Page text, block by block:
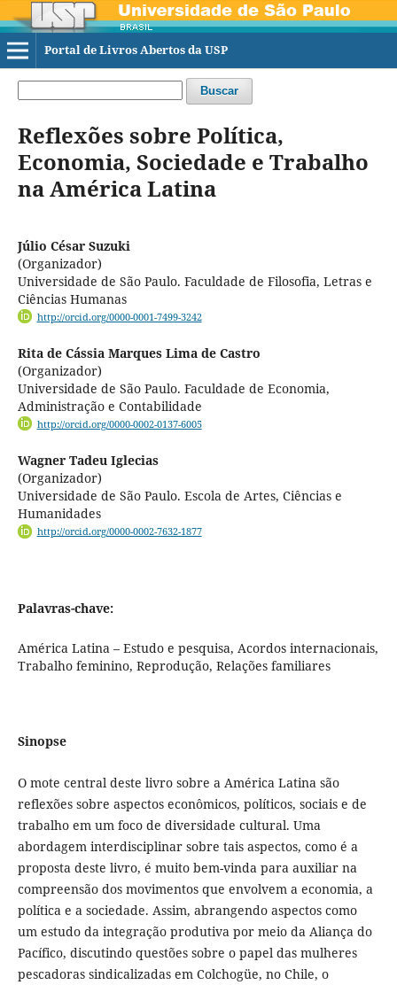
Portal de Livros Abertos da USP
Buscar
Reflexões sobre Política,
Economia, Sociedade e Trabalho
na América Latina
Júlio César Suzuki
(Organizador)
Universidade de São Paulo. Faculdade de Filosofia, Letras e
Ciências Humanas
http://orcid.org/0000-0001-7499-3242
Rita de Cássia Marques Lima de Castro
(Organizador)
Universidade de São Paulo. Faculdade de Economia,
Administração e Contabilidade
http://orcid.org/0000-0002-0137-6005
Wagner Tadeu Iglecias
(Organizador)
Universidade de São Paulo. Escola de Artes, Ciências e
Humanidades
http://orcid.org/0000-0002-7632-1877
Palavras-chave:
América Latina – Estudo e pesquisa, Acordos internacionais,
Trabalho feminino, Reprodução, Relações familiares
Sinopse
O mote central deste livro sobre a América Latina são
reflexões sobre aspectos econômicos, políticos, sociais e de
trabalho em um foco de diversidade cultural. Uma
abordagem interdisciplinar sobre tais aspectos, como é a
proposta deste livro, é muito bem-vinda para auxiliar na
compreensão dos movimentos que envolvem a economia, a
política e a sociedade. Assim, abrangendo aspectos como
um estudo da integração produtiva por meio da Aliança do
Pacífico, discutindo questões sobre o papel das mulheres
pescadoras sindicalizadas em Colchogüe, no Chile, o